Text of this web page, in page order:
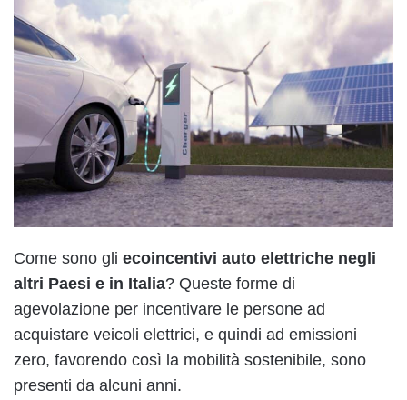
Come sono gli ecoincentivi auto elettriche negli
altri Paesi e in Italia? Queste forme di
agevolazione per incentivare le persone ad
acquistare veicoli elettrici, e quindi ad emissioni
zero, favorendo così la mobilità sostenibile, sono
presenti da alcuni anni.